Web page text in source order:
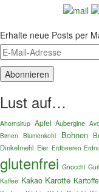
Erhalte neue Posts per
Lust auf…
Ahornsirup Apfel Aubergine
Birnen Blumenkohl Bohnen
Dinkelmehl Eier Erdbeeren
glutenfrei Gnocchi
Kaffee Kakao Karotte